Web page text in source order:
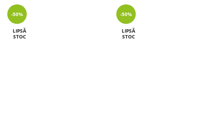
-50%
LIPSĂ
STOC
-50%
LIPSĂ
STOC